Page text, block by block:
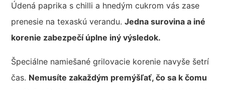
Údená paprika s chilli a hnedým cukrom vás zase
prenesie na texaskú verandu.Jedna surovina a iné
korenie zabezpečí úplne iný výsledok.
Špeciálne namiešané grilovacie korenie navyše šetrí
čas. Nemusíte zakaždým premýšľať, čo sa k čomu